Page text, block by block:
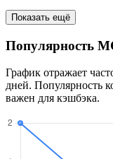
Показать ещё
Популярность
График отражает
дней. Популярность
важен для кэшбэка.